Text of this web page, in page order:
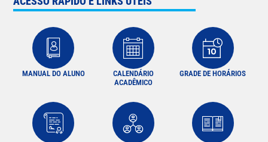
MANUAL DO ALUNO
CALENDÁRIO
ACADÊMICO
GRADE DE HORÁRIOS